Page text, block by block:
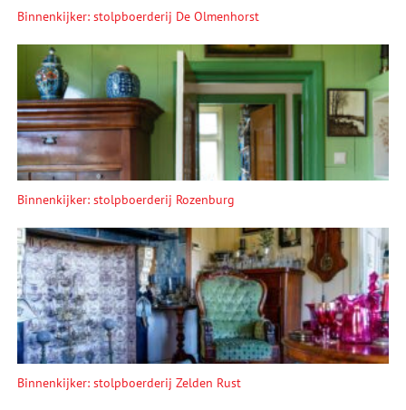
Binnenkijker: stolpboerderij De Olmenhorst
Binnenkijker: stolpboerderij Rozenburg
Binnenkijker: stolpboerderij Zelden Rust